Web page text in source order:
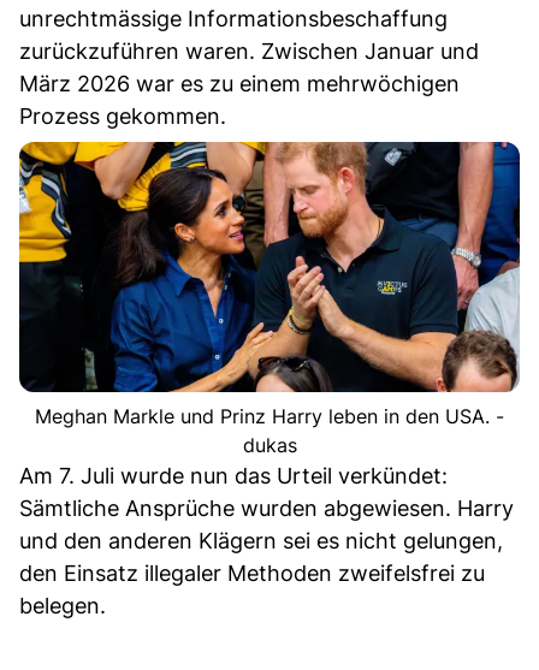
unrechtmässige Informationsbeschaffung
zurückzuführen waren. Zwischen Januar und
März 2026 war es zu einem mehrwöchigen
Prozess gekommen.
Meghan Markle und Prinz Harry leben in den USA. -
dukas
Am 7. Juli wurde nun das Urteil verkündet:
Sämtliche Ansprüche wurden abgewiesen. Harry
und den anderen Klägern sei es nicht gelungen,
den Einsatz illegaler Methoden zweifelsfrei zu
belegen.